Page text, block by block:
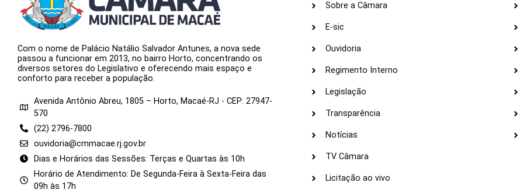
Com o nome de Palácio Natálio Salvador Antunes, a nova sede
passou a funcionar em 2013, no bairro Horto, concentrando os
diversos setores do Legislativo e oferecendo mais espaço e
conforto para receber a população.
Avenida Antônio Abreu, 1805 – Horto, Macaé-RJ - CEP: 27947-
570
(22) 2796-7800
ouvidoria@cmmacae.rj.gov.br
Dias e Horários das Sessões: Terças e Quartas às 10h
Horário de Atendimento: De Segunda-Feira à Sexta-Feira das
09h às 17h
Sobre a Câmara
E-sic
Ouvidoria
Regimento Interno
Legislação
Transparência
Notícias
TV Câmara
Licitação ao vivo